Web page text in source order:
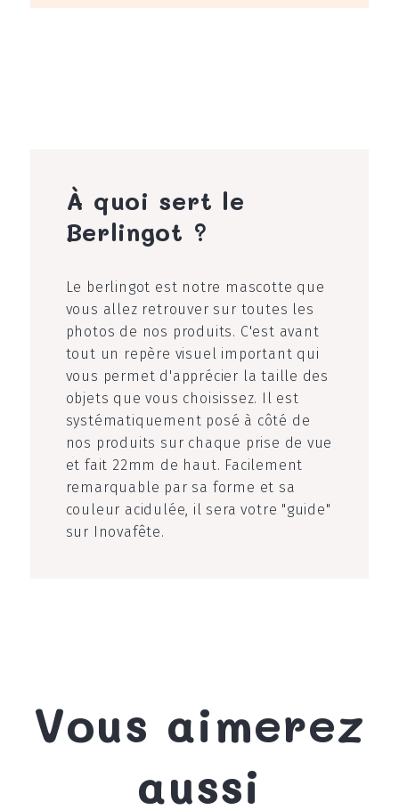
À quoi sert le
Berlingot ?
Le berlingot est notre mascotte que
vous allez retrouver sur toutes les
photos de nos produits. C'est avant
tout un repère visuel important qui
vous permet d'apprécier la taille des
objets que vous choisissez. Il est
systématiquement posé à côté de
nos produits sur chaque prise de vue
et fait 22mm de haut. Facilement
remarquable par sa forme et sa
couleur acidulée, il sera votre "guide"
sur Inovafête.
Vous aimerez
aussi